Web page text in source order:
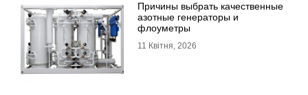
Причины выбрать качественные
азотные генераторы и
флоуметры
11 Квітня, 2026